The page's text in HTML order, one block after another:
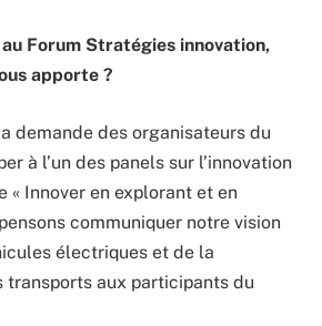
Forum Stratégies innovation,
apporte ?
demande des organisateurs du
à l’un des panels sur l’innovation
« Innover en explorant et en
communiquer notre vision
électriques et de la
transports aux participants du